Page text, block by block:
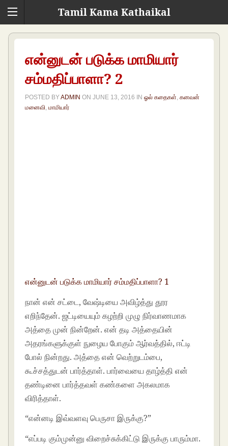
Tamil Kama Kathaikal
என்னுடன் படுக்க மாமியார்
சம்மதிப்பாளா? 2
POSTED BYADMIN ONJUNE 13, 2016 INஓல் கதைகள் ,கனவன்
மனைவி ,மாமியார்
என்னுடன் படுக்க மாமியார் சம்மதிப்பாளா? 1
நான் என் சட்டை, வேஷ்டியை அவிழ்த்து தூர
எறிந்தேன். ஜட்டியையும் கழற்றி முழு நிர்வாணமாக
அத்தை முன் நின்றேன். என் தடி அத்தையின்
அதரங்களுக்குள் நுழைய போகும் ஆர்வத்தில், ஈட்டி
போல் நின்றது. அத்தை என் வெற்றுடம்பை,
கூச்சத்துடன் பார்த்தாள். பார்வையை தாழ்த்தி என்
தண்டினை பார்த்தவள் கண்களை அகலமாக
விரித்தாள்.
“என்னடி இவ்வளவு பெருசா இருக்கு?”
“எப்படி கும்முன்னு விறைச்சுக்கிட்டு இருக்கு பாரும்மா.